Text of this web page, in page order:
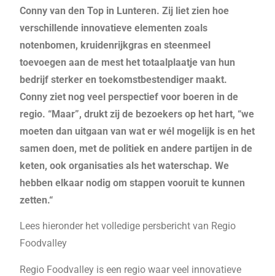
Conny van den Top in Lunteren. Zij liet zien hoe
verschillende innovatieve elementen zoals
notenbomen, kruidenrijkgras en steenmeel
toevoegen aan de mest het totaalplaatje van hun
bedrijf sterker en toekomstbestendiger maakt.
Conny ziet nog veel perspectief voor boeren in de
regio. “Maar”, drukt zij de bezoekers op het hart, “we
moeten dan uitgaan van wat er wél mogelijk is en het
samen doen, met de politiek en andere partijen in de
keten, ook organisaties als het waterschap. We
hebben elkaar nodig om stappen vooruit te kunnen
zetten.“
Lees hieronder het volledige persbericht van Regio
Foodvalley
Regio Foodvalley is een regio waar veel innovatieve